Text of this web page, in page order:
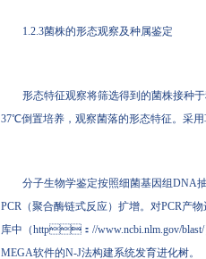
1.2.3菌株的形态观察及种属鉴定
形态特征观察将筛选得到的菌株接种于种子
37℃倒置培养，观察菌落的形态特征。采
分子生物学鉴定按照细菌基因组DNA抽
PCR（聚合酶链式反应）扩增。对PCR
库中（http：//www.ncbi.nlm.gov/blast/
MEGA软件的N-J法构建系统发育进化树。